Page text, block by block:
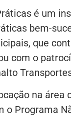
é um
bem-
que
com o
na área
Programa